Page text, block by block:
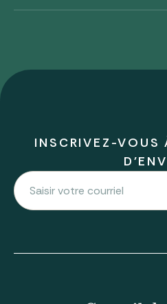
INSCRIVEZ-VOUS